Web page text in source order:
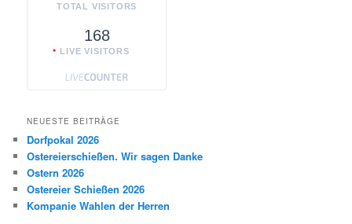
TOTAL VISITORS
168
LIVE VISITORS
NEUESTE BEITRÄGE
Dorfpokal 2026
Ostereierschießen. Wir sagen Danke
Ostern 2026
Ostereier Schießen 2026
Kompanie Wahlen der Herren